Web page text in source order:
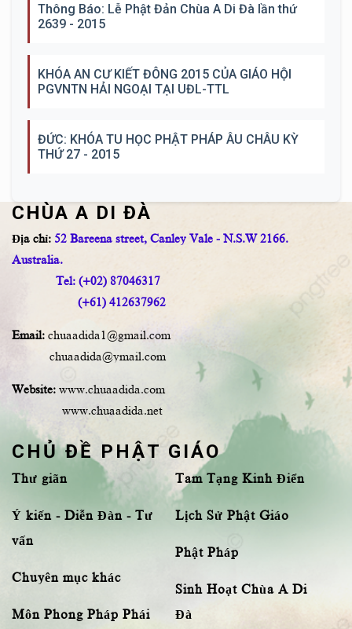
Thông Báo: Lễ Phật Đản Chùa A Di Đà lần thứ
2639 - 2015
KHÓA AN CƯ KIẾT ĐÔNG 2015 CỦA GIÁO HỘI
PGVNTN HẢI NGOẠI TẠI UĐL-TTL
ĐỨC: KHÓA TU HỌC PHẬT PHÁP ÂU CHÂU KỲ
THỨ 27 - 2015
CHÙA A DI ĐÀ
Địa chỉ: 52 Bareena street, Canley Vale - N.S.W 2166.
Australia.
Tel: (+02) 87046317
(+61) 412637962
Email: chuaadida1@gmail.com
chuaadida@ymail.com
Website: www.chuaadida.com
www.chuaadida.net
CHỦ ĐỀ PHẬT GIÁO
Thư giãn
Ý kiến - Diễn Đàn - Tư
vấn
Chuyên mục khác
Môn Phong Pháp Phái
Tam Tạng Kinh Điển
Lịch Sử Phật Giáo
Phật Pháp
Sinh Hoạt Chùa A Di
Đà